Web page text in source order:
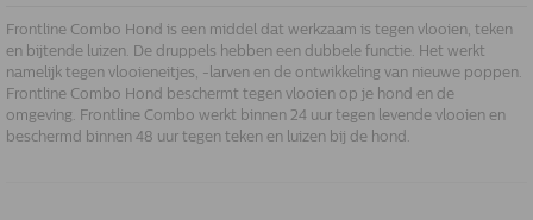
Frontline Combo Hond is een middel dat werkzaam is tegen vlooien, teken
en bijtende luizen. De druppels hebben een dubbele functie. Het werkt
namelijk tegen vlooieneitjes, -larven en de ontwikkeling van nieuwe poppen.
Frontline Combo Hond beschermt tegen vlooien op je hond en de
omgeving. Frontline Combo werkt binnen 24 uur tegen levende vlooien en
beschermd binnen 48 uur tegen teken en luizen bij de hond.